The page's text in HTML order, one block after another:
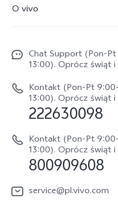
X300 FE
V70
V70 FE
vivo Buds Air3
Funtouch OS
Weryfikacja IMEI
Instrukcja obsługi
Aktualizacja
Dziennik aktualizacji
Sprawdź koszt naprawy
Wyślij Do Naprawy
O vivo
Życie w vivo
Netykieta vivo
Informacje prawne
O nas
Zrównoważony rozwój
Chat Support (Pon-
13:00). Oprócz świąt
Kontakt (Pon-Pt
13:00). Oprócz świąt
222630098
Kontakt (Pon-Pt
13:00). Oprócz świąt
800909608
service@pl.vivo.com